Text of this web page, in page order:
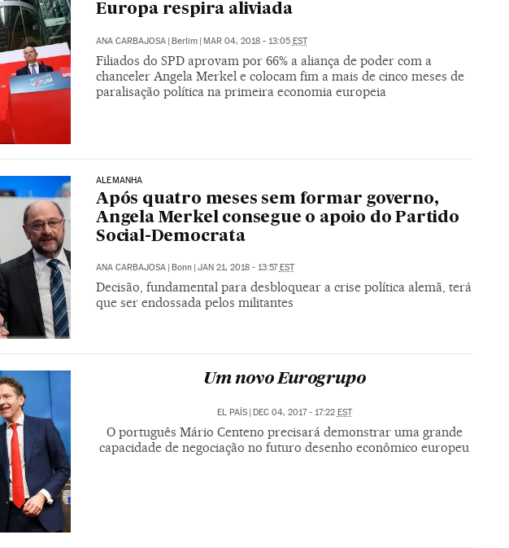
Europa respira aliviada
ANA CARBAJOSA | Berlim | MAR 04, 2018 - 13:05 EST
Filiados do SPD aprovam por 66% a aliança de poder com a
chanceler Angela Merkel e colocam fim a mais de cinco meses de
paralisação política na primeira economia europeia
ALEMANHA
Após quatro meses sem formar governo,
Angela Merkel consegue o apoio do Partido
Social-Democrata
ANA CARBAJOSA | Bonn | JAN 21, 2018 - 13:57EST
Decisão, fundamental para desbloquear a crise política alemã, terá
que ser endossada pelos militantes
Um novo Eurogrupo
EL PAÍS | DEC 04, 2017 - 17:22 EST
O português Mário Centeno precisará demonstrar uma grande
capacidade de negociação no futuro desenho econômico europeu